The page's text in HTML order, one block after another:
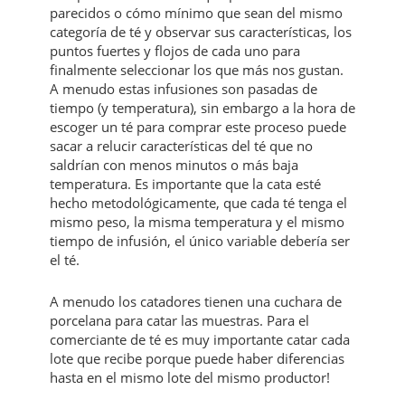
parecidos o cómo mínimo que sean del mismo
categoría de té y observar sus características, los
puntos fuertes y flojos de cada uno para
finalmente seleccionar los que más nos gustan.
A menudo estas infusiones son pasadas de
tiempo (y temperatura), sin embargo a la hora de
escoger un té para comprar este proceso puede
sacar a relucir características del té que no
saldrían con menos minutos o más baja
temperatura. Es importante que la cata esté
hecho metodológicamente, que cada té tenga el
mismo peso, la misma temperatura y el mismo
tiempo de infusión, el único variable debería ser
el té.
A menudo los catadores tienen una cuchara de
porcelana para catar las muestras. Para el
comerciante de té es muy importante catar cada
lote que recibe porque puede haber diferencias
hasta en el mismo lote del mismo productor!